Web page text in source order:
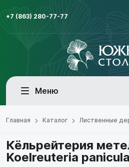
+7 (863) 280-77-77
Меню
Главная Каталог Лиственные
Кёльрейтерия
Koelreuteria